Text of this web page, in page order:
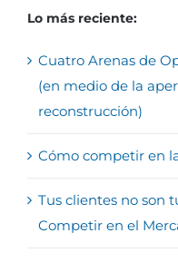
Lo más reciente:
Cuatro Arenas de
(en medio de la
reconstrucción)
Cómo competir en
Tus clientes no son
Competir en el